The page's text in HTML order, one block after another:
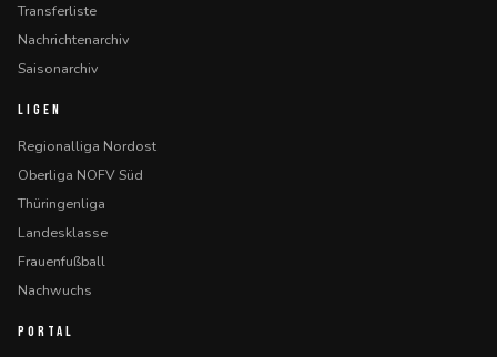
Transferliste
Nachrichtenarchiv
Saisonarchiv
LIGEN
Regionalliga Nordost
Oberliga NOFV Süd
Thüringenliga
Landesklasse
Frauenfußball
Nachwuchs
PORTAL